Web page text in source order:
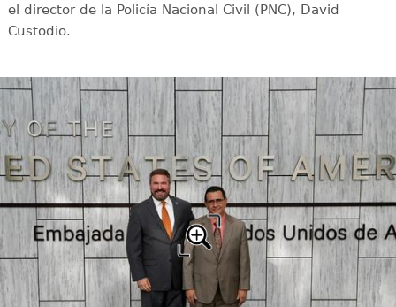
el director de la Policía Nacional Civil (PNC), David
Custodio.